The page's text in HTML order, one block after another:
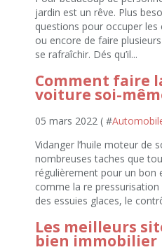
jardin est un rêve. Plus
questions pour occuper
ou encore de faire
se rafraîchir. Dés qu’il...
Comment faire
voiture soi-
05 mars 2022 ( #
Vidanger l’huile moteur de
nombreuses taches que
régulièrement pour un bon
comme la re
des essuies glaces, le
Les meilleurs
bien immobilier